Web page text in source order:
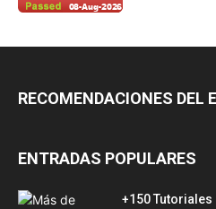
RECOMENDACIONES DEL
ENTRADAS POPULARES
+150